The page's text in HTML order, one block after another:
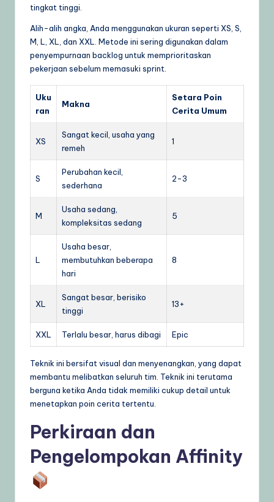
tingkat tinggi.
Alih-alih angka, Anda menggunakan ukuran seperti XS, S,
M, L, XL, dan XXL. Metode ini sering digunakan dalam
penyempurnaan backlog untuk memprioritaskan
pekerjaan sebelum memasuki sprint.
Uku
ran
Makna
Setara Poin
Cerita Umum
XS
Sangat kecil, usaha yang
remeh
1
S
Perubahan kecil,
sederhana
2-3
M
Usaha sedang,
kompleksitas sedang
5
L
Usaha besar,
membutuhkan beberapa
hari
8
XL
Sangat besar, berisiko
tinggi
13+
XXL Terlalu besar, harus dibagi Epic
Teknik ini bersifat visual dan menyenangkan, yang dapat
membantu melibatkan seluruh tim. Teknik ini terutama
berguna ketika Anda tidak memiliki cukup detail untuk
menetapkan poin cerita tertentu.
Perkiraan dan
Pengelompokan Affinity